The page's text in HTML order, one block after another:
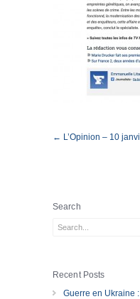
← L’Opinion – 10
Search
Recent Posts
Guerre en Ukraine :